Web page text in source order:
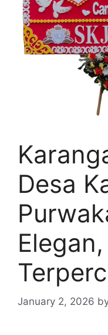
Desa
January 2, 2026